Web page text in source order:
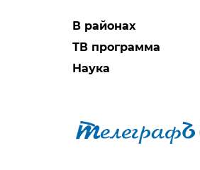
В районах
ТВ программа
Наука